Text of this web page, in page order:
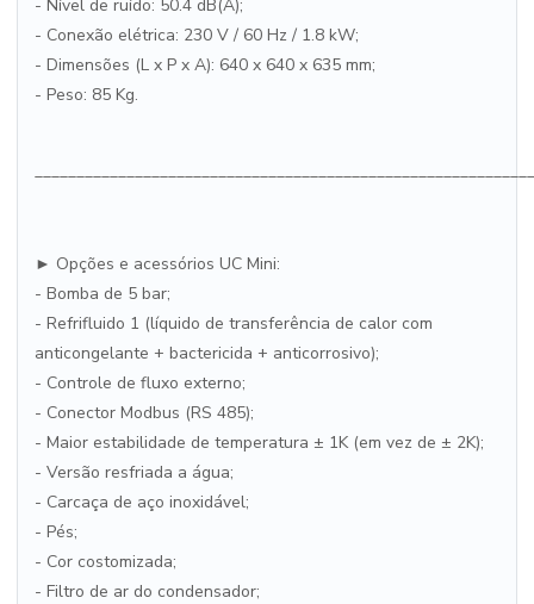
- Nível de ruído: 50.4 dB(A);
- Conexão elétrica: 230 V / 60 Hz / 1.8 kW;
- Dimensões (L x P x A): 640 x 640 x 635 mm;
- Peso: 85 Kg.
► Opções e acessórios UC Mini:
- Bomba de 5 bar;
- Refrifluido 1 (líquido de transferência de calor com
anticongelante + bactericida + anticorrosivo);
- Controle de fluxo externo;
- Conector Modbus (RS 485);
- Maior estabilidade de temperatura ± 1K (em vez de ± 2K);
- Versão resfriada a água;
- Carcaça de aço inoxidável;
- Pés;
- Cor costomizada;
- Filtro de ar do condensador;